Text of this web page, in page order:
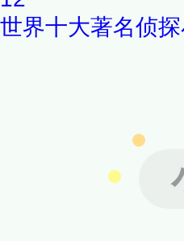
世界十大著名侦